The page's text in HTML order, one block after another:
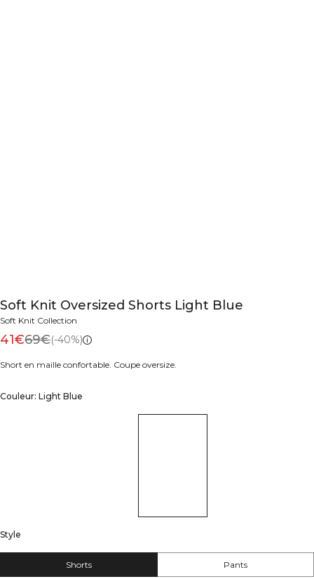
Soft Knit Oversized Shorts Light Blue
Soft Knit Collection
41€69€(-40%)
Short en maille confortable. Coupe oversize.
Couleur: Light Blue
Style
Shorts Pants